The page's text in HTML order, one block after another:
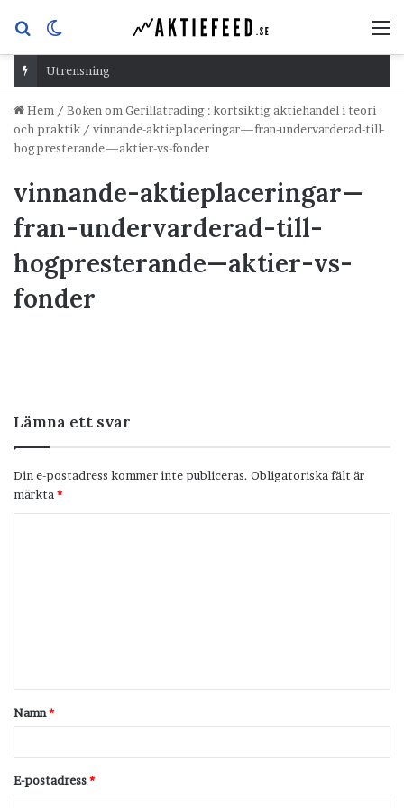
Sök
efterskin
Utrensning
Hem / Boken om Gerillatrading : kortsiktig aktiehandel i teori
och praktik / vinnande-aktieplaceringar—fran-undervarderad-till-
hogpresterande—aktier-vs-fonder
vinnande-aktieplaceringar—
fran-undervarderad-till-
hogpresterande—aktier-vs-
fonder
Lämna ett svar
Din e-postadress kommer inte publiceras. Obligatoriska fält är
märkta *
t
a
Namn*
E-postadress*